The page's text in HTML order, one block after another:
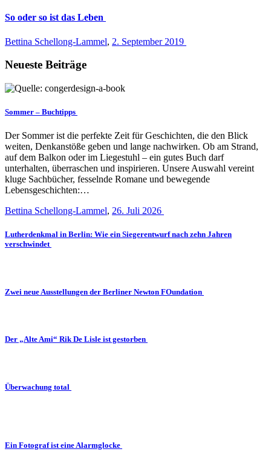
So oder so ist das Leben
Bettina Schellong-Lammel, 2. September 2019
Neueste Beiträge
Sommer – Buchtipps
Der Sommer ist die perfekte Zeit für Geschichten, die den Blick
weiten, Denkanstöße geben und lange nachwirken. Ob am Strand,
auf dem Balkon oder im Liegestuhl – ein gutes Buch darf
unterhalten, überraschen und inspirieren. Unsere Auswahl vereint
kluge Sachbücher, fesselnde Romane und bewegende
Lebensgeschichten:…
Bettina Schellong-Lammel, 26. Juli 2026
Lutherdenkmal in Berlin: Wie ein Siegerentwurf nach zehn Jahren
verschwindet
Zwei neue Ausstellungen der Berliner Newton FOundation
Der „Alte Ami“ Rik De Lisle ist gestorben
Überwachung total
Ein Fotograf ist eine Alarmglocke